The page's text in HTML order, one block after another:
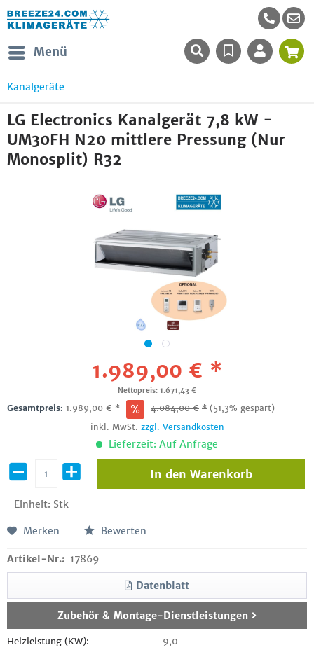
Menü
Kanalgeräte
LG Electronics Kanalgerät 7,8 kW -
UM30FH N20 mittlere Pressung (Nur
Monosplit) R32
1.989,00 € *
Nettopreis: 1.671,43 €
Gesamtpreis: 1.989,00 € * 4.084,00€ * (51,3% gespart)
inkl. MwSt. zzgl. Versandkosten
Lieferzeit: Auf Anfrage
Einheit: Stk
In den Warenkorb
Merken Bewerten
Artikel-Nr.: 17869
Datenblatt
Zubehör & Montage-Dienstleistungen
Heizleistung (KW): 9,0